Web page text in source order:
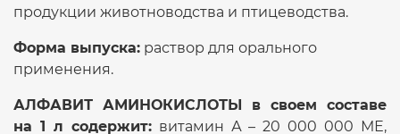
продукции животноводства и птицеводства.
Форма выпуска: раствор для орального
применения.
АЛФАВИТ АМИНОКИСЛОТЫ в своем составе
на 1 л содержит:витамин А – 20 000 000 МЕ,